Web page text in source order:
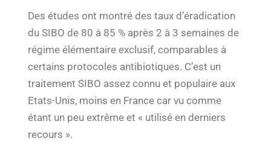
Des études ont montré des taux d’éradication
du SIBO de 80 à 85 % après 2 à 3 semaines de
régime élémentaire exclusif, comparables à
certains protocoles antibiotiques. C’est un
traitement SIBO assez connu et populaire aux
Etats-Unis, moins en France car vu comme
étant un peu extrême et « utilisé en derniers
recours ».